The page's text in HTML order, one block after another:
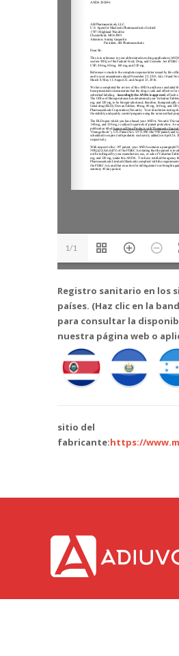
1/1
Registro sanitario en los
países. (Haz clic en la
para consultar la
nuestra página web o
sitio del
fabricante:https://